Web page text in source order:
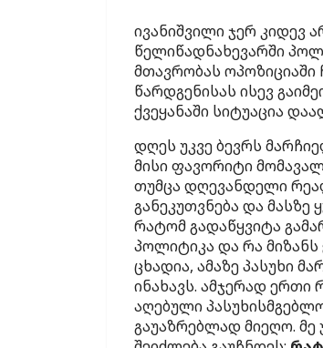
ივანიშვილი ჯერ კიდევ
წელიწადნახევარში
მთავრობას ოპოზიციაში
წარდგენისას ისევ
ქვეყანაში სიტუაცია
დღეს უკვე ბევრს
მისი ფავორიტი
თუმცა დღევანდელი
განეკუთვნება და მასზე
რატომ გადაწყვიტა
პოლიტიკა და რა მიზანს
ცხადია, ამაზე პასუხი
ინახავს. ამჯერად ერთი
აღებული
გაუაზრებლად მიეღო. მე